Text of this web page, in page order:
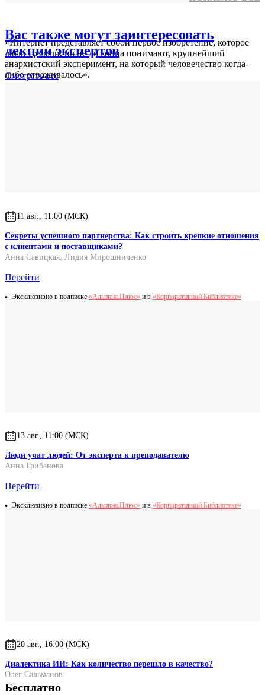
«Интернет представляет собой первое изобретение, которое
люди создали, но не до конца понимают, крупнейший
анархистский эксперимент, на который человечество когда-
либо отваживалось».
Вас также могут заинтересовать
лекции экспертов
Смотретьвсе
11 авг., 11:00 (МСК)
Секреты успешного партнерства: Как строить крепкие отношения
с клиентами и поставщиками?
Анна Савицкая, Лидия Мирошниченко
Перейти
Эксклюзивно в подписке «Альпина.Плюс» и в «Корпоративной Библиотеке»
13 авг., 11:00 (МСК)
Люди учат людей: От эксперта к преподавателю
Анна Грибанова
Перейти
Эксклюзивно в подписке «Альпина.Плюс» и в «Корпоративной Библиотеке»
20 авг., 16:00 (МСК)
Диалектика ИИ: Как количество перешло в качество?
Олег Сальманов
Бесплатно